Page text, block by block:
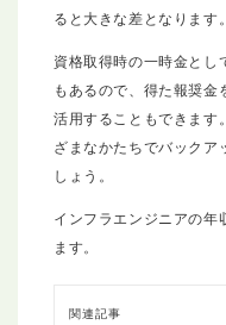
ると大きな差となります。
資格取得時の一時金とし
もあるので、得た報奨金
活用することもできます
ざまなかたちでバックア
しょう。
インフラエンジニアの年
ます。
関連記事